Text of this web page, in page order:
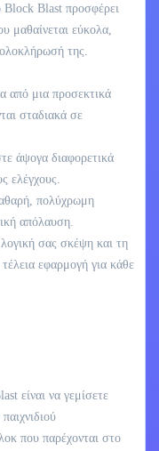
Block Blast προσφέρει
μαθαίνεται εύκολα,
της.
από μια προσεκτικά
σταδιακά σε
άψογα διαφορετικά
ελέγχους.
πολύχρωμη
απόλαυση.
σας σκέψη και τη
εφαρμογή για κάθε
είναι να γεμίσετε
που παρέχονται στο